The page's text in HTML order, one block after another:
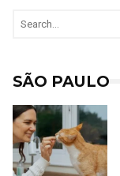
SÃO PAULO